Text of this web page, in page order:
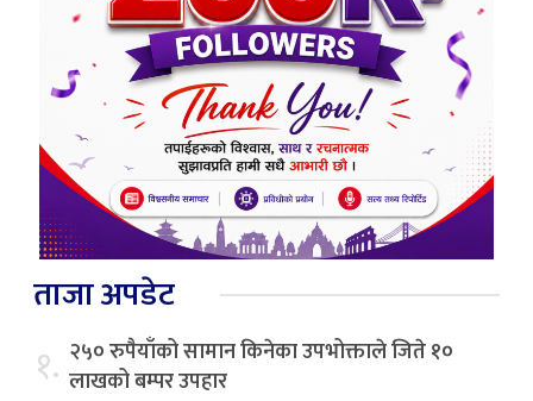
ताजा अपडेट
१. २५० रुपैयाँको सामान किनेका उपभोक्ताले जिते १०
लाखको बम्पर उपहार